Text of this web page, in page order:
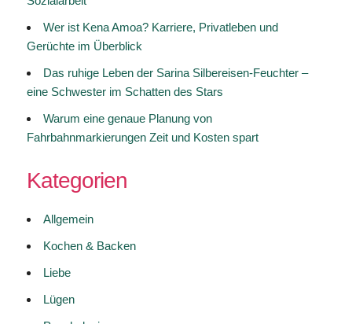
Wer ist Kena Amoa? Karriere, Privatleben und
Gerüchte im Überblick
Das ruhige Leben der Sarina Silbereisen-Feuchter –
eine Schwester im Schatten des Stars
Warum eine genaue Planung von
Fahrbahnmarkierungen Zeit und Kosten spart
Kategorien
Allgemein
Kochen & Backen
Liebe
Lügen